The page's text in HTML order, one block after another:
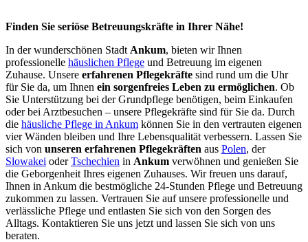
Finden Sie seriöse Betreuungskräfte in Ihrer Nähe!
In der wunderschönen Stadt Ankum, bieten wir Ihnen
professionelle häuslichen Pflege und Betreuung im eigenen
Zuhause. Unsere erfahrenen Pflegekräfte sind rund um die Uhr
für Sie da, um Ihnen ein sorgenfreies Leben zu ermöglichen. Ob
Sie Unterstützung bei der Grundpflege benötigen, beim Einkaufen
oder bei Arztbesuchen – unsere Pflegekräfte sind für Sie da. Durch
die häusliche Pflege in Ankum können Sie in den vertrauten eigenen
vier Wänden bleiben und Ihre Lebensqualität verbessern. Lassen Sie
sich von unseren erfahrenen Pflegekräften aus Polen, der
Slowakei oderTschechien in Ankum verwöhnen und genießen Sie
die Geborgenheit Ihres eigenen Zuhauses. Wir freuen uns darauf,
Ihnen in Ankum die bestmögliche 24-Stunden Pflege und Betreuung
zukommen zu lassen. Vertrauen Sie auf unsere professionelle und
verlässliche Pflege und entlasten Sie sich von den Sorgen des
Alltags. Kontaktieren Sie uns jetzt und lassen Sie sich von uns
beraten.